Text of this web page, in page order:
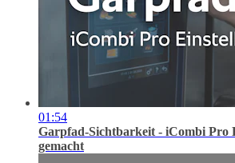
01:54
Garpfad-Sichtbarkeit - iCombi Pro
gemacht